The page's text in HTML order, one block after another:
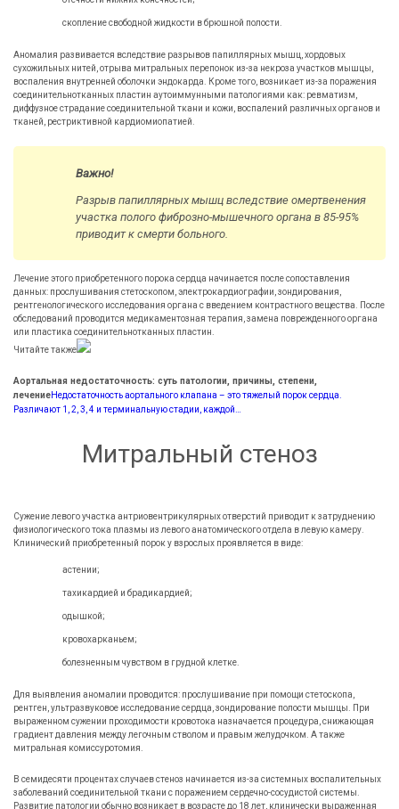
скопление свободной жидкости в брюшной полости.
Аномалия развивается вследствие разрывов папиллярных мышц, хордовых
сухожильных нитей, отрыва митральных перепонок из-за некроза участков мышцы,
воспаления внутренней оболочки эндокарда. Кроме того, возникает из-за поражения
соединительнотканных пластин аутоиммунными патологиями как: ревматизм,
диффузное страдание соединительной ткани и кожи, воспалений различных органов и
тканей, рестриктивной кардиомиопатией.
Важно!
Разрыв папиллярных мышц вследствие омертвенения
участка полого фиброзно-мышечного органа в 85-95%
приводит к смерти больного.
Лечение этого приобретенного порока сердца начинается после сопоставления
данных: прослушивания стетоскопом, электрокардиографии, зондирования,
рентгенологического исследования органа с введением контрастного вещества. После
обследований проводится медикаментозная терапия, замена поврежденного органа
или пластика соединительнотканных пластин.
Читайте также
Аортальная недостаточность: суть патологии, причины, степени,
лечениеНедостаточность аортального клапана – это тяжелый порок сердца.
Различают 1, 2, 3, 4 и терминальную стадии, каждой…
Митральный стеноз
Сужение левого участка антриовентрикулярных отверстий приводит к затруднению
физиологического тока плазмы из левого анатомического отдела в левую камеру.
Клинический приобретенный порок у взрослых проявляется в виде:
астении;
тахикардией и брадикардией;
одышкой;
кровохарканьем;
болезненным чувством в грудной клетке.
Для выявления аномалии проводится: прослушивание при помощи стетоскопа,
рентген, ультразвуковое исследование сердца, зондирование полости мышцы. При
выраженном сужении проходимости кровотока назначается процедура, снижающая
градиент давления между легочным стволом и правым желудочком. А также
митральная комиссуротомия.
В семидесяти процентах случаев стеноз начинается из-за системных воспалительных
заболеваний соединительной ткани с поражением сердечно-сосудистой системы.
Развитие патологии обычно возникает в возрасте до 18 лет, клинически выраженная